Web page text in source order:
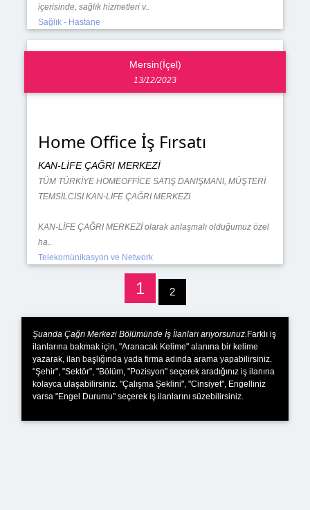
içerisinde, sağlık hizmetleri v..
Sağlık - Hastane
Mersin(İçel)
13/12/2023
Home Office İş Fırsatı
KAN-LİFE ÇAĞRI MERKEZİ
TÜM TÜRKİYE HOMEOFFİCE SATIŞ DANIŞMANI, MÜŞTERİ
TEMSİLCİSİ KAN-LİFE ÇAĞRI MERKEZİ
KAN-LİFE ÇAĞRI MERKEZİ olarak anlaşmalı olduğumuz özel
ha..
Telekomünikasyon ve Network
1 2
Şuanda Çağrı Merkezi Bölümünde İş İlanları arıyorsunuz. Farklı iş
ilanlarına bakmak için, "Aranacak Kelime" alanına bir kelime
yazarak, ilan başlığında yada firma adında arama yapabilirsiniz.
"Şehir", "Sektör", "Bölüm, "Pozisyon" seçerek aradığınız iş ilanına
kolayca ulaşabilirsiniz. "Çalışma Şeklini", "Cinsiyet", Engelliniz
varsa "Engel Durumu" seçerek iş ilanlarını süzebilirsiniz.